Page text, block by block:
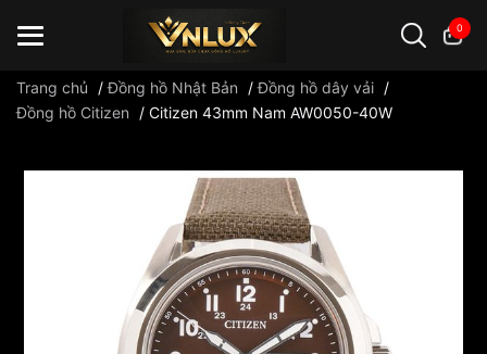
0
Trang chủ /Đồng hồ Nhật Bản /Đồng hồ dây vải /
Đồng hồ Citizen
/ Citizen 43mm Nam AW0050-40W